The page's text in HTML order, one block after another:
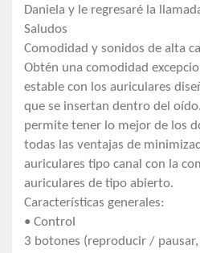
Daniela y le regresaré la
Saludos
Comodidad y sonidos de alta
Obtén una comodidad
estable con los auriculares
que se insertan dentro del
permite tener lo mejor de los
todas las ventajas de
auriculares tipo canal con la
auriculares de tipo abierto.
Características generales:
• Control
3 botones (reproducir /